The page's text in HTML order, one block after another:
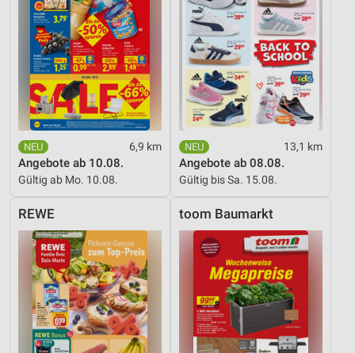
6,9 km
Angebote ab 10.08.
Gültig ab Mo. 10.08.
13,1 km
Angebote ab 08.08.
Gültig bis Sa. 15.08.
REWE toom Baumarkt